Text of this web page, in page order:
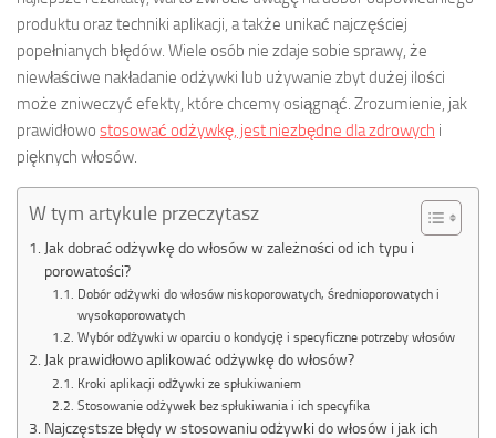
produktu oraz techniki aplikacji, a także unikać najczęściej
popełnianych błędów. Wiele osób nie zdaje sobie sprawy, że
niewłaściwe nakładanie odżywki lub używanie zbyt dużej ilości
może zniweczyć efekty, które chcemy osiągnąć. Zrozumienie, jak
prawidłowo stosować odżywkę, jest niezbędne dla zdrowych i
pięknych włosów.
W tym artykule przeczytasz
Jak dobrać odżywkę do włosów w zależności od ich typu i
porowatości?
Dobór odżywki do włosów niskoporowatych, średnioporowatych i
wysokoporowatych
Wybór odżywki w oparciu o kondycję i specyficzne potrzeby włosów
Jak prawidłowo aplikować odżywkę do włosów?
Kroki aplikacji odżywki ze spłukiwaniem
Stosowanie odżywek bez spłukiwania i ich specyfika
Najczęstsze błędy w stosowaniu odżywki do włosów i jak ich